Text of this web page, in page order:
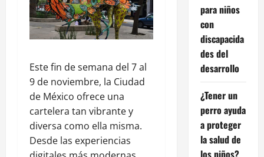
Este fin de semana del 7 al
9 de noviembre, la Ciudad
de México ofrece una
cartelera tan vibrante y
diversa como ella misma.
Desde las experiencias
para niños
con
discapacida
des del
desarrollo
¿Tener un
perro ayuda
a proteger
la salud de